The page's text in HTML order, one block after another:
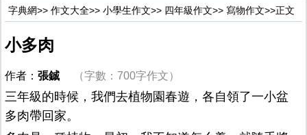
字典網>> 作文大全>> 小學生作文>> 四年級作文>> 寫物作文>>正文
小多肉
作者： 張鋮 （字數：700字作文）
三年級的時候，我們去植物園春遊，各自領了一小盆
多肉帶回家。